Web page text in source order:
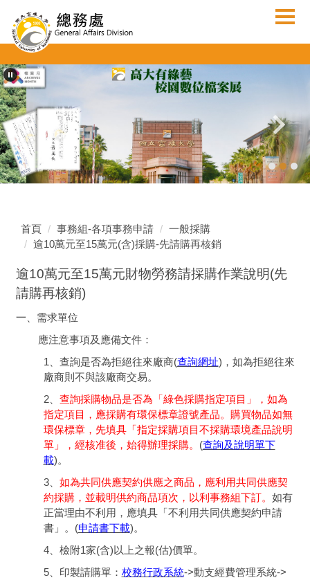
到
主
內
容
區
首頁 事務組-各項事務申請
一般採購
逾10萬元至15萬元(含)採購-先請購再核銷
逾10萬元至15萬元財物勞務請採購作業說明(先
請購再核銷)
一、需求單位
應注意事項及應備文件：
1、查詢是否為拒絕往來廠商(查詢網址)，如為拒絕往來
廠商則不與該廠商交易。
2、 查詢採購物品是否為「綠色採購指定項目」，如為
指定項目，應採購有環保標章證號產品。購買物品如無
環保標章，先填具「指定採購項目不採購環境產品說明
單」，經核准後，始得辦理採購。 (查詢及說明單下
載)。
3、 如為共同供應契約供應之商品，應利用共同供應契
約採購，並載明供約商品項次，以利事務組下訂。 如有
正當理由不利用，應填具「不利用共同供應契約申請
書」。(申請書下載)。
4、檢附1家(含)以上之報(估)價單。
5、印製請購單： 校務行政系統->動支經費管理系統->